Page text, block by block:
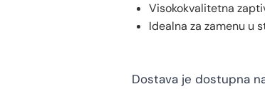
Visokokvalitetna
Idealna za zamenu u
Dostava je dostupna